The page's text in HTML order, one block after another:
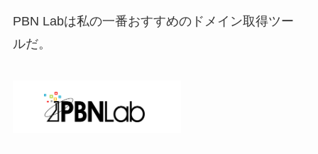
PBN Labは私の一番おすすめのドメイン取得ツー
ルだ。